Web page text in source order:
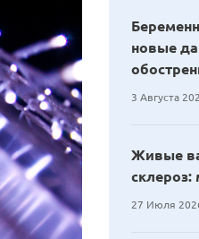
новые
3 Августа
Живые
склероз:
27 Июля